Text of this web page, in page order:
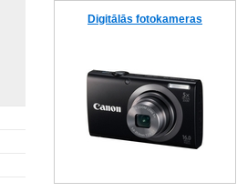
Digitālās fotokameras